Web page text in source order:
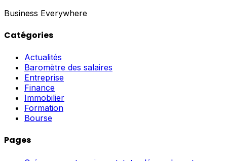
Business Everywhere
Catégories
Actualités
Baromètre des salaires
Entreprise
Finance
Immobilier
Formation
Bourse
Pages